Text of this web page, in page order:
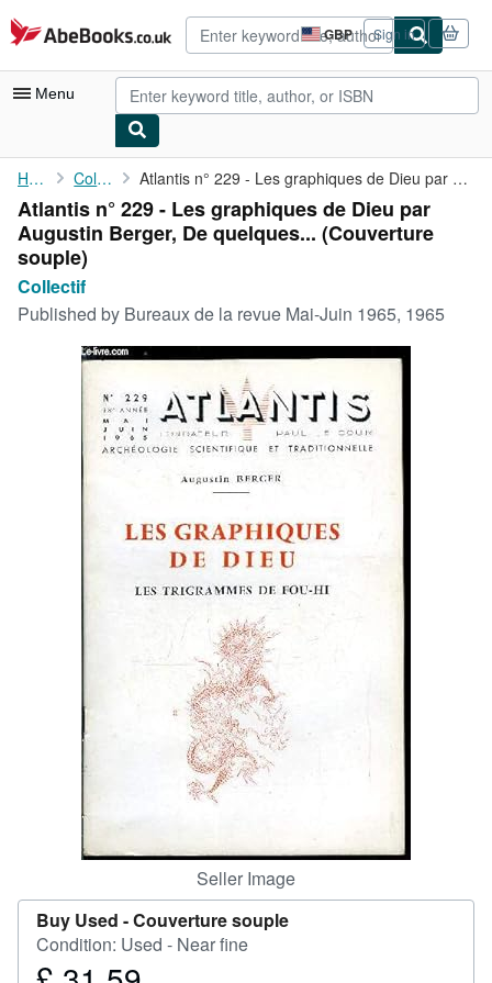
Skip to main content
AbeBooks.co.uk GBP
Site
shopping
preferences
Sign in
Menu
My Account
My Purchases
Advanced Search
Browse Collections
Art & Collectables
Start Selling
CLOSE
Home Collectif Atlantis n° 229 - Les graphiques de Dieu par Augustin Berger, De...
Atlantis n° 229 - Les graphiques de Dieu par
Augustin Berger, De quelques... (Couverture
souple)
Collectif
Published by Bureaux de la revue Mai-Juin 1965, 1965
Seller Image
Buy Used -Couverture souple
Condition: Used - Near fine
Price